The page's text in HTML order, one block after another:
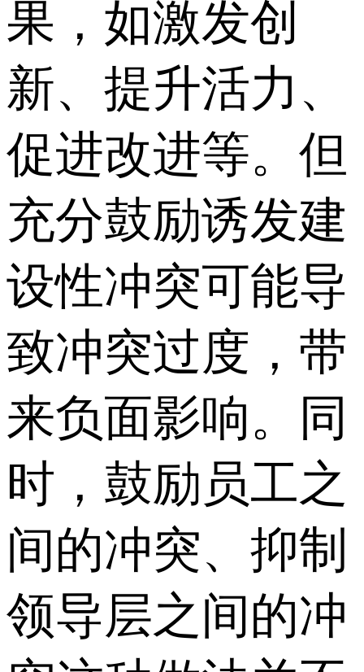
果，如激发创
新、提升活力、
促进改进等。但
充分鼓励诱发建
设性冲突可能导
致冲突过度，带
来负面影响。同
时，鼓励员工之
间的冲突、抑制
领导层之间的冲